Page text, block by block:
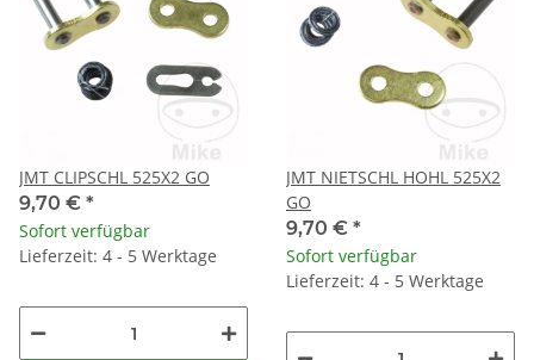
JMT CLIPSCHL 525X2 GO
9,70 € *
Sofort verfügbar
Lieferzeit: 4 - 5 Werktage
JMT NIETSCHL HOHL 525X2
GO
9,70 € *
Sofort verfügbar
Lieferzeit: 4 - 5 Werktage